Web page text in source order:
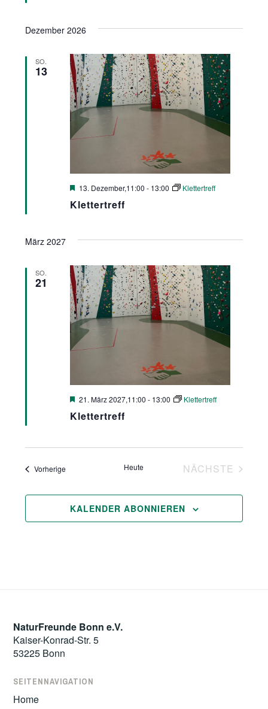
Dezember 2026
SO.
13
Klettertreff
Hervorgehoben
13. Dezember,11:00 - 13:00 Klettertreff
März 2027
SO.
21
Klettertreff
Hervorgehoben
21. März 2027,11:00 - 13:00 Klettertreff
VorherigeVeranstaltungen Heute
NÄCHSTE
KALENDER ABONNIEREN
NaturFreunde Bonn e.V.
Kaiser-Konrad-Str. 5
53225 Bonn
SEITENNAVIGATION
Home